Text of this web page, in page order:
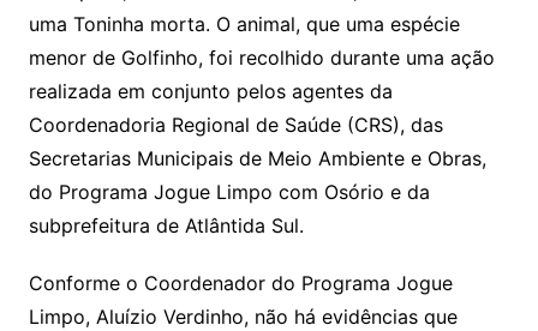
uma Toninha morta. O animal, que uma espécie
menor de Golfinho, foi recolhido durante uma ação
realizada em conjunto pelos agentes da
Coordenadoria Regional de Saúde (CRS), das
Secretarias Municipais de Meio Ambiente e Obras,
do Programa Jogue Limpo com Osório e da
subprefeitura de Atlântida Sul.
Conforme o Coordenador do Programa Jogue
Limpo, Aluízio Verdinho, não há evidências que